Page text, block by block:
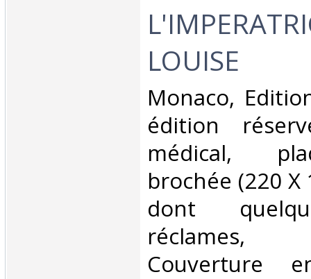
LOUISE‎
‎Monaco,
édition
médical,
brochée (220
dont
réclames,
Couverture